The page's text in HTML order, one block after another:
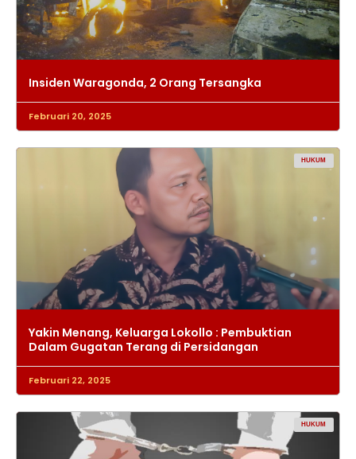
Insiden Waragonda, 2 Orang Tersangka
Februari 20, 2025
HUKUM
Yakin Menang, Keluarga Lokollo : Pembuktian
Dalam Gugatan Terang di Persidangan
Februari 22, 2025
HUKUM